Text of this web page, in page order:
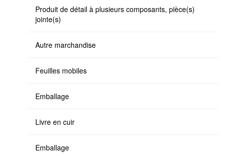
Produit de détail à plusieurs composants, pièce(s)
jointe(s)
Autre marchandise
Feuilles mobiles
Emballage
Livre en cuir
Emballage